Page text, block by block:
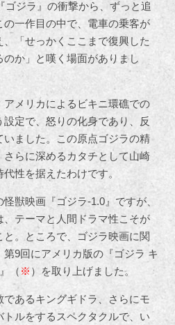
ゴジラ』の衝撃から、ずっと追
一作目の中で、電車の乗客が
「せっかくここまで復興した
か」と嘆く場面がありまし
メリカによるビキニ環礁での
定で、怒りの化身であり、反
ました。この原点ゴジラの精
らに深めるカタチとして山崎
性を据えたわけです。
獣映画『ゴジラ-1.0』ですが、
テーマと人間ドラマ性こそが
。ところで、ゴジラ映画に関
9回にアメリカ版の『ゴジラ キ
（ ※ ）を取り上げました。
あるキングギドラ、さらにモ
ルをするスペクタクルで、い